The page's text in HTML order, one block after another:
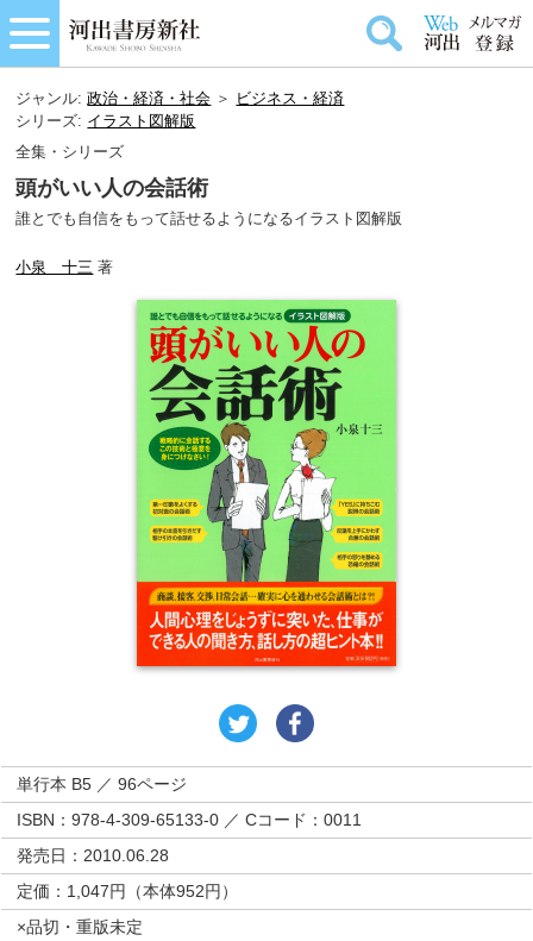
ジャンル:政治・経済・社会 ＞ ビジネス・経済
シリーズ: イラスト図解版
全集・シリーズ
頭がいい人の会話術
誰とでも自信をもって話せるようになるイラスト図解版
小泉 十三 著
単行本 B5 ／ 96ページ
ISBN：978-4-309-65133-0 ／ Cコード：0011
発売日：2010.06.28
定価：1,047円（本体952円）
×品切・重版未定